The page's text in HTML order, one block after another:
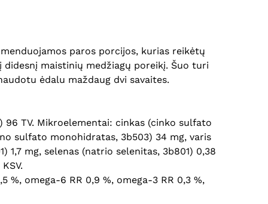
paros porcijos, kurias reikėtų
maistinių medžiagų poreikį. Šuo turi
ėdalu maždaug dvi savaites.
96 TV. Mikroelementai: cinkas (cinko sulfato
sulfato monohidratas, 3b503) 34 mg, varis
mg, selenas (natrio selenitas, 3b801) 0,38
omega-6 RR 0,9 %, omega-3 RR 0,3 %,